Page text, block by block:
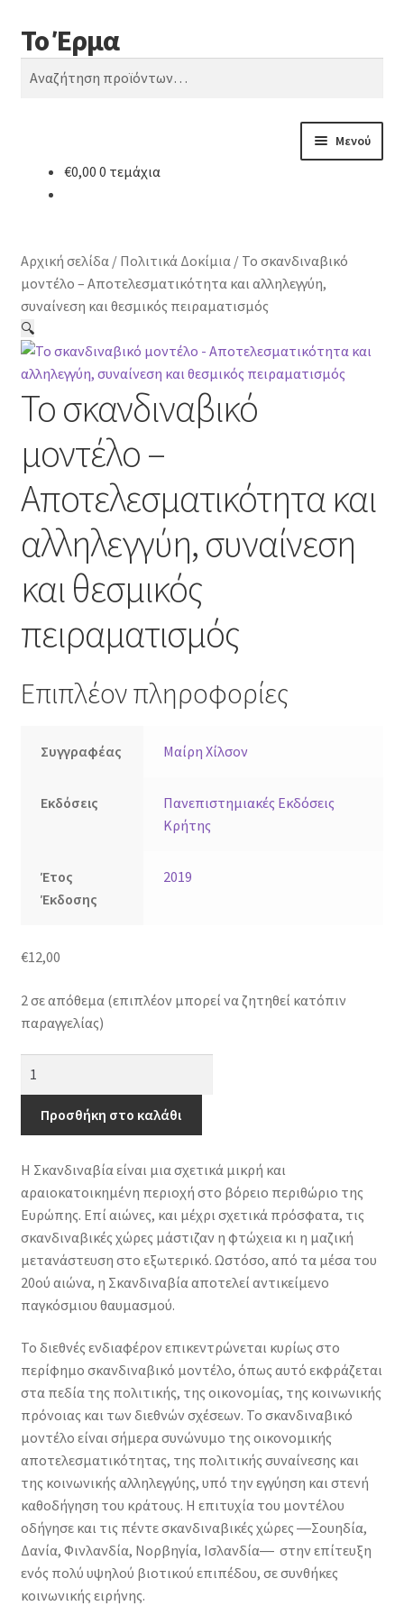
Απευθείας
μετάβαση
στην
Μετάβαση
σε
περιεχόμενο
Το Έρμα
Αναζήτηση
Αναζήτηση
Μενού
Κατηγορίες Βιβλίων
Συχνές Ερωτήσεις
Επικοινωνία
€0,00 0 τεμάχια
Αρχική σελίδα/ Πολιτικά Δοκίμια/ Το σκανδιναβικό
μοντέλο – Αποτελεσματικότητα και αλληλεγγύη,
συναίνεση και θεσμικός πειραματισμός
🔍
Το σκανδιναβικό
μοντέλο –
Αποτελεσματικότητα και
αλληλεγγύη, συναίνεση
και θεσμικός
πειραματισμός
Επιπλέον πληροφορίες
Συγγραφέας Μαίρη Χίλσον
Εκδόσεις
Πανεπιστημιακές Εκδόσεις
Κρήτης
Έτος
Έκδοσης
2019
€12,00
2 σε απόθεμα (επιπλέον μπορεί να ζητηθεί κατόπιν
παραγγελίας)
μοντέλο
-
και
αλληλεγγύη,
συναίνεση
και
θεσμικός
πειραματισμός
ποσότητα
Προσθήκη στο καλάθι
Η Σκανδιναβία είναι μια σχετικά μικρή και
αραιοκατοικημένη περιοχή στο βόρειο περιθώριο της
Ευρώπης. Επί αιώνες, και μέχρι σχετικά πρόσφατα, τις
σκανδιναβικές χώρες μάστιζαν η φτώχεια κι η μαζική
μετανάστευση στο εξωτερικό. Ωστόσο, από τα μέσα του
20ού αιώνα, η Σκανδιναβία αποτελεί αντικείμενο
παγκόσμιου θαυμασμού.
Το διεθνές ενδιαφέρον επικεντρώνεται κυρίως στο
περίφημο σκανδιναβικό μοντέλο, όπως αυτό εκφράζεται
στα πεδία της πολιτικής, της οικονομίας, της κοινωνικής
πρόνοιας και των διεθνών σχέσεων. Το σκανδιναβικό
μοντέλο είναι σήμερα συνώνυμο της οικονομικής
αποτελεσματικότητας, της πολιτικής συναίνεσης και
της κοινωνικής αλληλεγγύης, υπό την εγγύηση και στενή
καθοδήγηση του κράτους. Η επιτυχία του μοντέλου
οδήγησε και τις πέντε σκανδιναβικές χώρες ―Σουηδία,
Δανία, Φινλανδία, Νορβηγία, Ισλανδία― στην επίτευξη
ενός πολύ υψηλού βιοτικού επιπέδου, σε συνθήκες
κοινωνικής ειρήνης.